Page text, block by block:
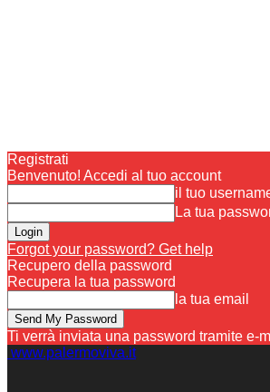
Registrati
Benvenuto! Accedi al tuo account
il tuo
La tua
Forgot your password? Get help
Recupero della password
Recupera la tua password
la tua email
Ti verrà inviata una password tramite e-
www.palermoviva.it